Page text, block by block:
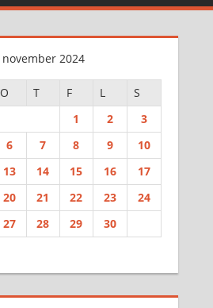
november 2024
O T F L
S
1
2
3
6 7 8 9
10
13 14 15 16
17
20 21 22 23
24
27 28 29
30